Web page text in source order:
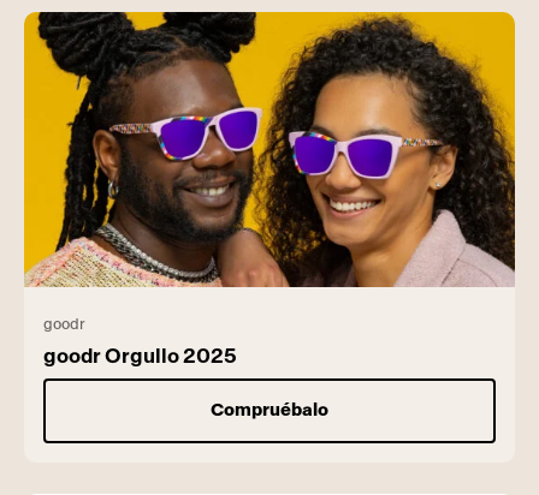
goodr
goodr Orgullo 2025
Compruébalo